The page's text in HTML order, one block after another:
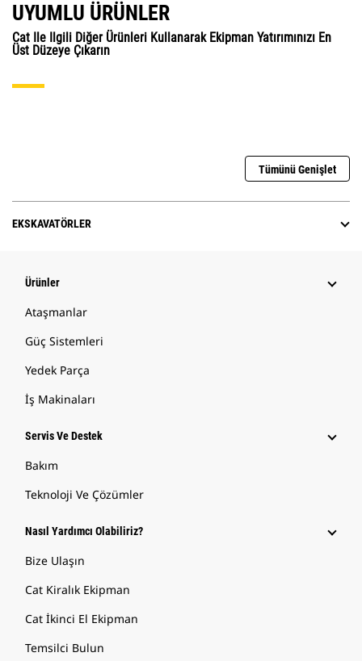
UYUMLU ÜRÜNLER
Cat Ile Ilgili Diğer Ürünleri Kullanarak Ekipman Yatırımınızı En
Üst Düzeye Çıkarın
Tümünü Genişlet
EKSKAVATÖRLER
Ürünler
Ataşmanlar
Güç Sistemleri
Yedek Parça
İş Makinaları
Servis Ve Destek
Bakım
Teknoloji Ve Çözümler
Nasıl Yardımcı Olabiliriz?
Bize Ulaşın
Cat Kiralık Ekipman
Cat İkinci El Ekipman
Temsilci Bulun